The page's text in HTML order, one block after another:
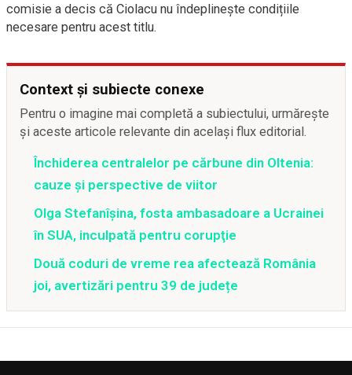
comisie a decis că Ciolacu nu îndeplinește condițiile
necesare pentru acest titlu.
Context și subiecte conexe
Pentru o imagine mai completă a subiectului, urmărește
și aceste articole relevante din același flux editorial.
Închiderea centralelor pe cărbune din Oltenia:
cauze și perspective de viitor
Olga Stefanîşina, fosta ambasadoare a Ucrainei
în SUA, inculpată pentru corupţie
Două coduri de vreme rea afectează România
joi, avertizări pentru 39 de județe